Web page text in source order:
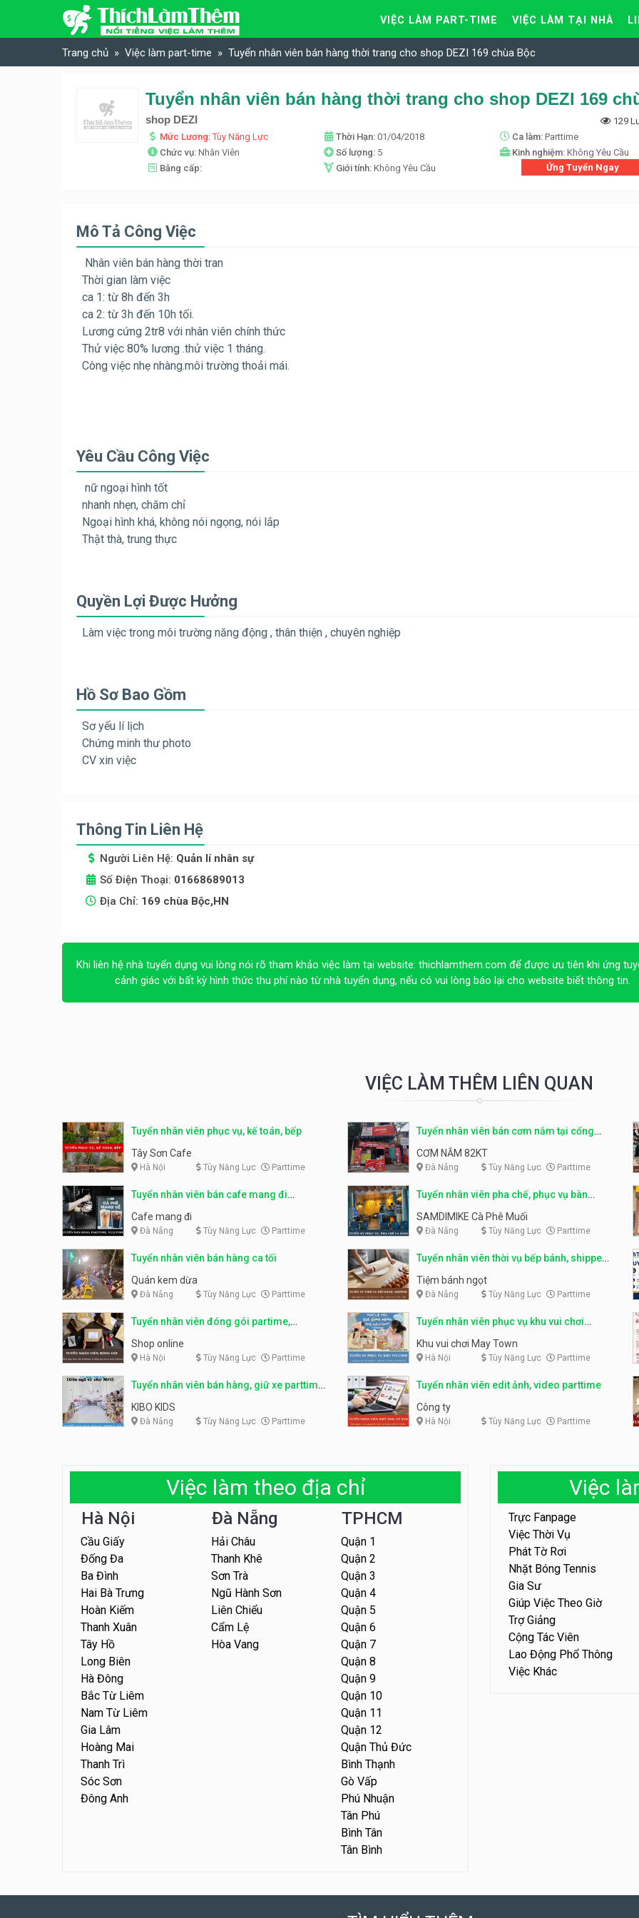
Skip to content
VIỆC LÀM PART-TIME VIỆC LÀM TẠI NHÀ
Trang chủ Việc làm part-time Tuyển nhân viên bán hàng thời trang cho shop DEZI 169 chùa Bộc
shop DEZI
129
Mức Lương:Tùy Năng Lực Thời Hạn: 01/04/2018 Ca làm: Parttime
Chức vụ: Nhân Viên Số lượng: 5 Kinh nghiệm: Không Yêu Cầu
Bằng cấp:
Giới tính: Không Yêu Cầu Ứng Tuyển Ngay
Mô Tả Công Việc
Nhân viên bán hàng thời tran
Thời gian làm việc
ca 1: từ 8h đến 3h
ca 2: từ 3h đến 10h tối.
Lương cứng 2tr8 với nhân viên chính thức
Thử việc 80% lương .thử việc 1 tháng.
Công việc nhẹ nhàng.môi trường thoải mái.
Yêu Cầu Công Việc
nữ ngoại hình tốt
nhanh nhẹn, chăm chỉ
Ngoại hình khá, không nói ngọng, nói lắp
Thật thà, trung thực
Quyền Lợi Được Hưởng
Làm việc trong môi trường năng động , thân thiện , chuyên nghiệp
Hồ Sơ Bao Gồm
Sơ yếu lí lịch
Chứng minh thư photo
CV xin việc
Thông Tin Liên Hệ
Người Liên Hệ: Quản lí nhân sự
Số Điện Thoại: 01668689013
Địa Chỉ: 169 chùa Bộc,HN
Khi liên hệ nhà tuyển dụng vui lòng nói rõ tham khảo việc làm tại website: thichlamthem.com để được ưu tiên khi ứng
cảnh giác với bất kỳ hình thức thu phí nào từ nhà tuyển dụng, nếu có vui lòng báo lại cho website biết thông tin.
VIỆC LÀM THÊM LIÊN QUAN
Tuyển nhân viên phục vụ, kế toán, bếp
Tây Sơn Cafe
Hà Nội Tùy Năng Lực Parttime
Tuyển nhân viên bán cơm nắm tại cổng
trường
CƠM NẮM 82KT
Đà Nẵng Tùy Năng Lực Parttime
Tuyển nhân viên bán cafe mang đi
parttime, fulltime
Cafe mang đi
Đà Nẵng Tùy Năng Lực Parttime
Tuyển nhân viên pha chế, phục vụ bàn
parttime
SAMDIMIKE Cà Phê Muối
Đà Nẵng Tùy Năng Lực Parttime
Tuyển nhân viên bán hàng ca tối
Quán kem dừa
Đà Nẵng Tùy Năng Lực Parttime
Tuyển nhân viên thời vụ bếp bánh, shipper
parttime
Tiệm bánh ngọt
Đà Nẵng Tùy Năng Lực Parttime
Tuyển nhân viên đóng gói partime,
fulltime
Shop online
Hà Nội Tùy Năng Lực Parttime
Tuyển nhân viên phục vụ khu vui chơi
parttime linh động
Khu vui chơi May Town
Hà Nội Tùy Năng Lực Parttime
Tuyển nhân viên bán hàng, giữ xe parttime
– Kibo Kid
KIBO KIDS
Đà Nẵng Tùy Năng Lực Parttime
Tuyển nhân viên edit ảnh, video parttime
Công ty
Hà Nội Tùy Năng Lực Parttime
Việc làm theo địa chỉ
Hà Nội
Cầu Giấy
Đống Đa
Ba Đình
Hai Bà Trưng
Hoàn Kiếm
Thanh Xuân
Tây Hồ
Long Biên
Hà Đông
Bắc Từ Liêm
Nam Từ Liêm
Gia Lâm
Hoàng Mai
Thanh Trì
Sóc Sơn
Đông Anh
Đà Nẵng
Hải Châu
Thanh Khê
Sơn Trà
Ngũ Hành Sơn
Liên Chiểu
Cẩm Lệ
Hòa Vang
TPHCM
Quận 1
Quận 2
Quận 3
Quận 4
Quận 5
Quận 6
Quận 7
Quận 8
Quận 9
Quận 10
Quận 11
Quận 12
Quận Thủ Đức
Bình Thạnh
Gò Vấp
Phú Nhuận
Tân Phú
Bình Tân
Tân Bình
Việc
Trực Fanpage
Việc Thời Vụ
Phát Tờ Rơi
Nhặt Bóng Tennis
Gia Sư
Giúp Việc Theo Giờ
Trợ Giảng
Cộng Tác Viên
Lao Động Phổ Thông
Việc Khác